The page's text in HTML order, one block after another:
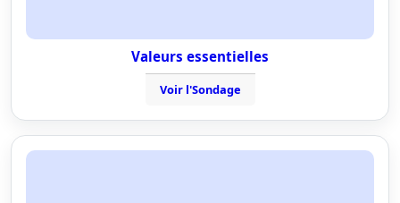
Valeurs essentielles
Voir l'Sondage